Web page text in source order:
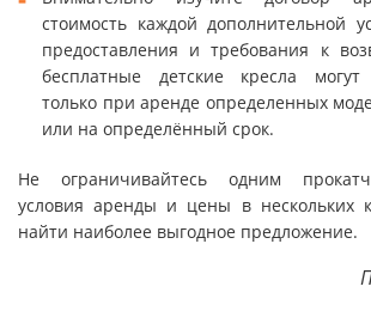
стоимость каждой дополнительной
предоставления и требования к
бесплатные детские кресла могут
только при аренде определенных
или на определённый срок.
Не ограничивайтесь одним
условия аренды и цены в нескольких
найти наиболее выгодное предложение.